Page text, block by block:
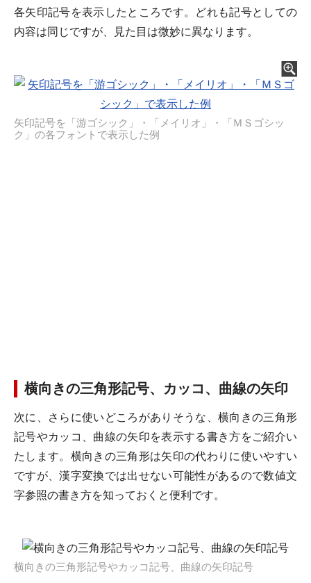
各矢印記号を表示したところです。どれも記号としての
内容は同じですが、見た目は微妙に異なります。
矢印記号を「游ゴシック」・「メイリオ」・「ＭＳゴシッ
ク」の各フォントで表示した例
横向きの三角形記号、カッコ、曲線の矢印
次に、さらに使いどころがありそうな、横向きの三角形
記号やカッコ、曲線の矢印を表示する書き方をご紹介い
たします。横向きの三角形は矢印の代わりに使いやすい
ですが、漢字変換では出せない可能性があるので数値文
字参照の書き方を知っておくと便利です。
横向きの三角形記号やカッコ記号、曲線の矢印記号